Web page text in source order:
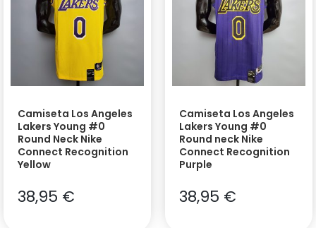
Camiseta Los Angeles
Lakers Young #0
Round Neck Nike
Connect Recognition
Yellow
38,95 €
Camiseta Los Angeles
Lakers Young #0
Round neck Nike
Connect Recognition
Purple
38,95 €